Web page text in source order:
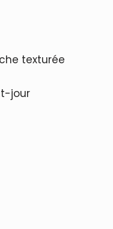
texturée
jour